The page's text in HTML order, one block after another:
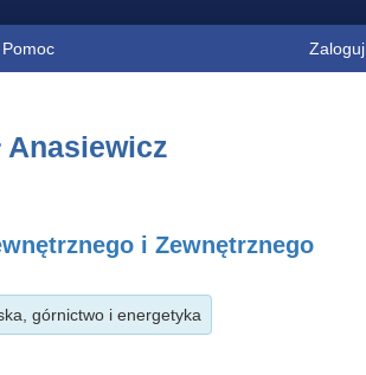
Pomoc Zaloguj
Anasiewicz
i Zewnętrznego
górnictwo i energetyka